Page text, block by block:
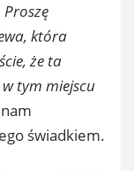
która
że ta
tym miejscu
świadkiem.